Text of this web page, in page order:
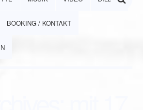
BOOKING / KONTAKT